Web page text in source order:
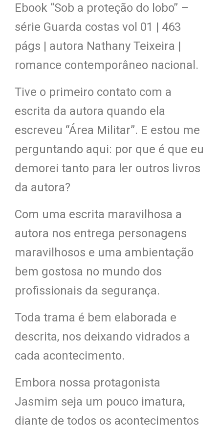
Ebook “Sob a proteção do lobo” –
série Guarda costas vol 01 | 463
págs | autora Nathany Teixeira |
romance contemporâneo nacional.
Tive o primeiro contato com a
escrita da autora quando ela
escreveu “Área Militar”. E estou me
perguntando aqui: por que é que eu
demorei tanto para ler outros livros
da autora?
Com uma escrita maravilhosa a
autora nos entrega personagens
maravilhosos e uma ambientação
bem gostosa no mundo dos
profissionais da segurança.
Toda trama é bem elaborada e
descrita, nos deixando vidrados a
cada acontecimento.
Embora nossa protagonista
Jasmim seja um pouco imatura,
diante de todos os acontecimentos